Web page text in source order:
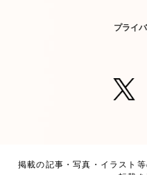
プライ
掲載の記事・写真・イラスト